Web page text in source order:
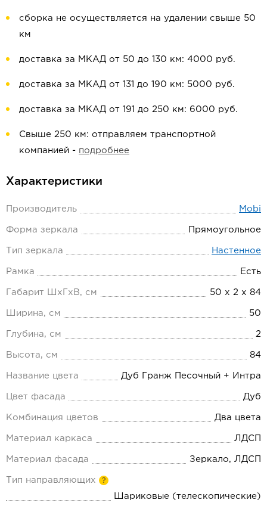
сборка не осуществляется на удалении свыше 50
км
доставка за МКАД от 50 до 130 км: 4000 руб.
доставка за МКАД от 131 до 190 км: 5000 руб.
доставка за МКАД от 191 до 250 км: 6000 руб.
Свыше 250 км: отправляем транспортной
компанией - подробнее
Характеристики
Производитель Mobi
Форма зеркала Прямоугольное
Тип зеркала Настенное
Рамка Есть
Габарит ШхГхВ, см 50 х 2 х 84
Ширина, см 50
Глубина, см 2
Высота, см 84
Название цвета Дуб Гранж Песочный + Интра
Цвет фасада Дуб
Комбинация цветов Два цвета
Материал каркаса ЛДСП
Материал фасада Зеркало, ЛДСП
Тип направляющих ?
Шариковые (телескопические)